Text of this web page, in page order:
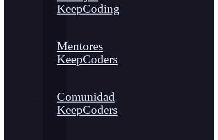
KeepCoding
Mentores
KeepCoders
Comunidad
KeepCoders